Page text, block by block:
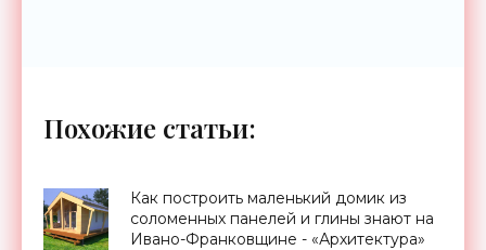
Похожие статьи:
Как построить маленький домик из
соломенных панелей и глины знают на
Ивано-Франковщине - «Архитектура»